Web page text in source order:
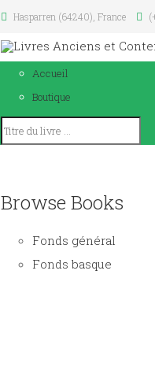
Hasparren (64240), France
Accueil
Boutique
Browse Books
Fonds général
Fonds basque